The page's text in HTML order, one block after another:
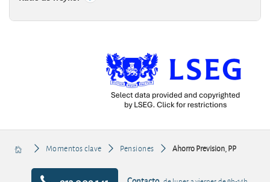
Momentos clave Pensiones Ahorro Prevision, PP